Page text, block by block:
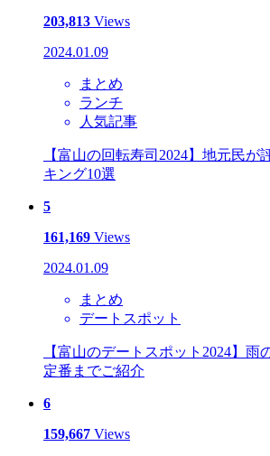
203,813 Views
2024.01.09
まとめ
ランチ
人気記事
【富山の回転寿司2024】地元民が
キング10選
5
161,169 Views
2024.01.09
まとめ
デートスポット
【富山のデートスポット2024】雨
定番までご紹介
6
159,667 Views